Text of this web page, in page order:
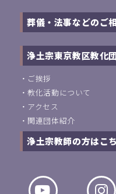
葬儀・法事などのご
浄土宗東京教区教化
・ ご挨拶
・教化活動について
・ アクセス
・ 関連団体紹介
浄土宗教師の方はこ